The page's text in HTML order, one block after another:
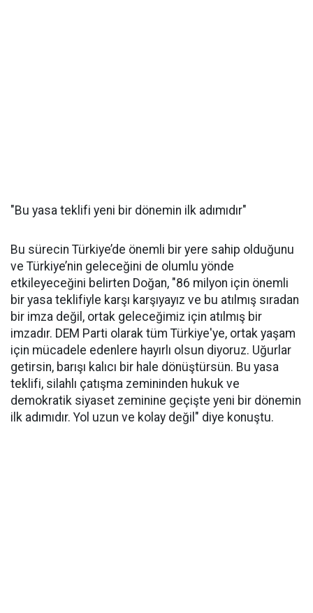
"Bu yasa teklifi yeni bir dönemin ilk adımıdır"
Bu sürecin Türkiye’de önemli bir yere sahip olduğunu
ve Türkiye’nin geleceğini de olumlu yönde
etkileyeceğini belirten Doğan, "86 milyon için önemli
bir yasa teklifiyle karşı karşıyayız ve bu atılmış sıradan
bir imza değil, ortak geleceğimiz için atılmış bir
imzadır. DEM Parti olarak tüm Türkiye'ye, ortak yaşam
için mücadele edenlere hayırlı olsun diyoruz. Uğurlar
getirsin, barışı kalıcı bir hale dönüştürsün. Bu yasa
teklifi, silahlı çatışma zemininden hukuk ve
demokratik siyaset zeminine geçişte yeni bir dönemin
ilk adımıdır. Yol uzun ve kolay değil" diye konuştu.